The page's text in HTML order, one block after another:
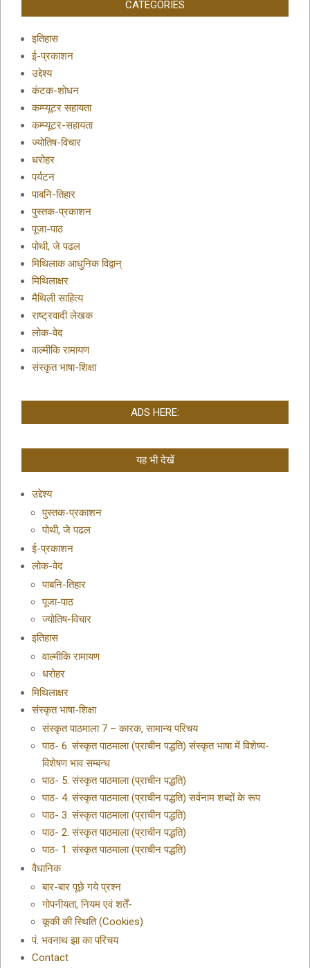
CATEGORIES
इतिहास
ई-प्रकाशन
उद्देश्य
कंटक-शोधन
कम्प्यूटर सहायता
कम्प्यूटर-सहायता
ज्योतिष-विचार
धरोहर
पर्यटन
पाबनि-तिहार
पुस्तक-प्रकाशन
पूजा-पाठ
पोथी, जे पढल
मिथिलाक आधुनिक विद्वान्
मिथिलाक्षर
मैथिली साहित्य
राष्ट्रवादी लेखक
लोक-वेद
वाल्मीकि रामायण
संस्कृत भाषा-शिक्षा
ADS HERE:
यह भी देखें
उद्देश्य
पुस्तक-प्रकाशन
पोथी, जे पढल
ई-प्रकाशन
लोक-वेद
पाबनि-तिहार
पूजा-पाठ
ज्योतिष-विचार
इतिहास
वाल्मीकि रामायण
धरोहर
मिथिलाक्षर
संस्कृत भाषा-शिक्षा
संस्कृत पाठमाला 7 – कारक, सामान्य परिचय
पाठ- 6. संस्कृत पाठमाला (प्राचीन पद्धति) संस्कृत भाषा में विशेष्य-
विशेषण भाव सम्बन्ध
पाठ- 5. संस्कृत पाठमाला (प्राचीन पद्धति)
पाठ- 4. संस्कृत पाठमाला (प्राचीन पद्धति) सर्वनाम शब्दों के रूप
पाठ- 3. संस्कृत पाठमाला (प्राचीन पद्धति)
पाठ- 2. संस्कृत पाठमाला (प्राचीन पद्धति)
पाठ- 1. संस्कृत पाठमाला (प्राचीन पद्धति)
वैधानिक
बार-बार पूछे गये प्रश्न
गोपनीयता, नियम एवं शर्तें-
कूकी की स्थिति (Cookies)
पं. भवनाथ झा का परिचय
Contact